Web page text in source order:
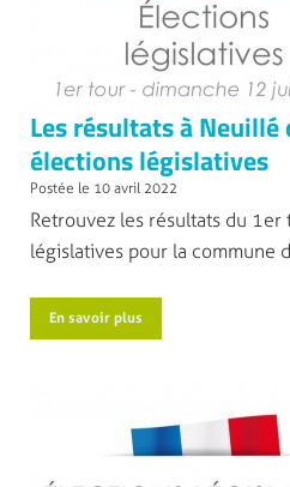
Les résultats à
élections législatives
Postée le 10 avril 2022
Retrouvez les résultats du
législatives pour la commune
En savoir plus